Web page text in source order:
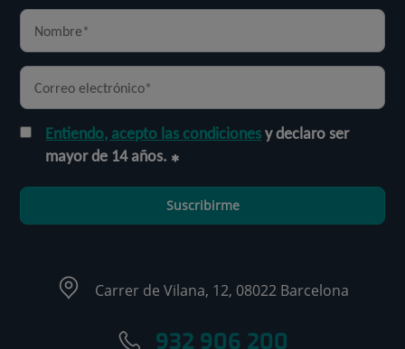
Entiendo, acepto las condicionesy declaro ser
mayor de 14 años.
Suscribirme
Carrer de Vilana, 12, 08022 Barcelona
932 906 200